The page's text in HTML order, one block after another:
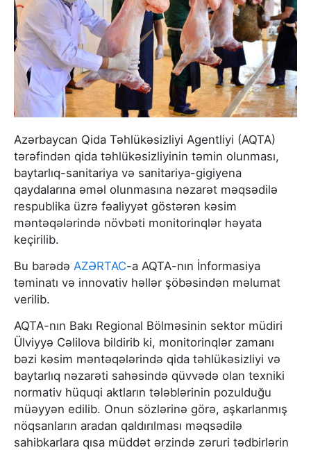
Azərbaycan Qida Təhlükəsizliyi Agentliyi (AQTA)
tərəfindən qida təhlükəsizliyinin təmin olunması,
baytarlıq-sanitariya və sanitariya-gigiyena
qaydalarına əməl olunmasına nəzarət məqsədilə
respublika üzrə fəaliyyət göstərən kəsim
məntəqələrində növbəti monitorinqlər həyata
keçirilib.
Bu barədə AZƏRTAC-a AQTA-nın İnformasiya
təminatı və innovativ həllər şöbəsindən məlumat
verilib.
AQTA-nın Bakı Regional Bölməsinin sektor müdiri
Ülviyyə Cəlilova bildirib ki, monitorinqlər zamanı
bəzi kəsim məntəqələrində qida təhlükəsizliyi və
baytarlıq nəzarəti sahəsində qüvvədə olan texniki
normativ hüquqi aktların tələblərinin pozulduğu
müəyyən edilib. Onun sözlərinə görə, aşkarlanmış
nöqsanların aradan qaldırılması məqsədilə
sahibkarlara qısa müddət ərzində zəruri tədbirlərin